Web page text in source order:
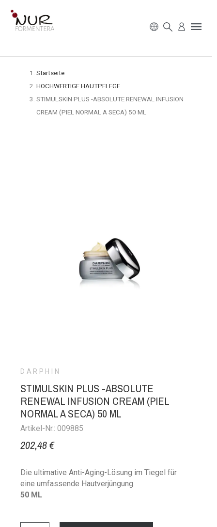
Startseite
HOCHWERTIGE HAUTPFLEGE
STIMULSKIN PLUS -ABSOLUTE RENEWAL INFUSION
CREAM (PIEL NORMAL A SECA) 50 ML
DARPHIN
STIMULSKIN PLUS -ABSOLUTE
RENEWAL INFUSION CREAM (PIEL
NORMAL A SECA) 50 ML
Artikel-Nr.: 009885
202,48 €
Die ultimative Anti-Aging-Lösung im Tiegel für
eine umfassende Hautverjüngung.
50 ML